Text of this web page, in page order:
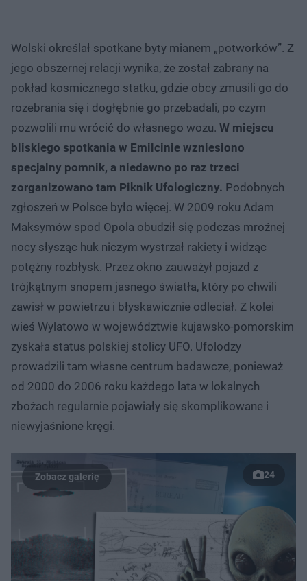
Wolski określał spotkane byty mianem „potworków”. Z
jego obszernej relacji wynika, że został zabrany na
pokład kosmicznego statku, gdzie obcy zmusili go do
rozebrania się i dogłębnie go przebadali, po czym
pozwolili mu wrócić do własnego wozu. W miejscu
bliskiego spotkania w Emilcinie wzniesiono
specjalny pomnik, a niedawno po raz trzeci
zorganizowano tam Piknik Ufologiczny. Podobnych
zgłoszeń w Polsce było więcej. W 2009 roku Adam
Maksymów spod Opola obudził się podczas mroźnej
nocy słysząc huk niczym wystrzał rakiety i widząc
potężny rozbłysk. Przez okno zauważył pojazd z
trójkątnym snopem jasnego światła, który po chwili
zawisł w powietrzu i błyskawicznie odleciał. Z kolei
wieś Wylatowo w województwie kujawsko-pomorskim
zyskała status polskiej stolicy UFO. Ufolodzy
prowadzili tam własne centrum badawcze, ponieważ
od 2000 do 2006 roku każdego lata w lokalnych
zbożach regularnie pojawiały się skomplikowane i
niewyjaśnione kręgi.
24